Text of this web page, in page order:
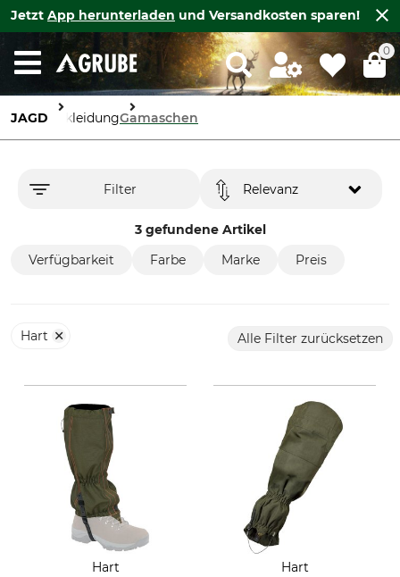
Jetzt App herunterladen und Versandkosten sparen!
0
JAGD BekleidungGamaschen
Filter
3 gefundene Artikel
Relevanz
Verfügbarkeit Farbe Marke Preis
Hart Alle Filter zurücksetzen
Hart
Hart